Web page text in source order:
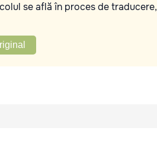
se află în proces de